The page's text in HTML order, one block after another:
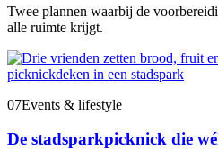
Twee plannen waarbij de
alle ruimte krijgt.
07Events & lifestyle
De stadsparkpicknick die